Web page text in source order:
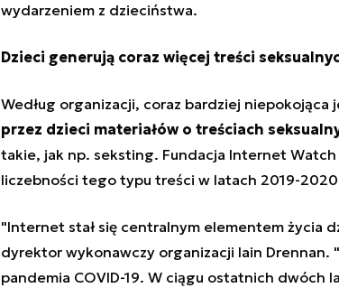
wydarzeniem z dzieciństwa.
Dzieci generują coraz więcej treści
Według organizacji, coraz bardziej niepokojąca
przez dzieci materiałów o treściach
takie, jak np. seksting. Fundacja Internet Watch
liczebności tego typu treści w latach 2019-
"Internet stał się centralnym elementem życia
dyrektor wykonawczy organizacji Iain
pandemia COVID-19. W ciągu ostatnich dwóch